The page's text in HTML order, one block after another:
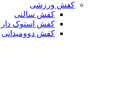
کفش ورزشی
کفش سالنی
کفش استوک دار
کفش دوومیدانی